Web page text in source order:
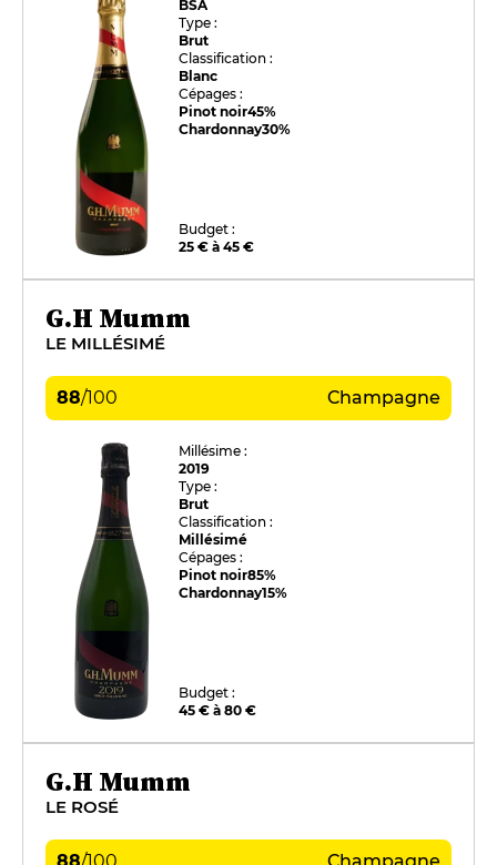
BSA
Type :
Brut
Classification :
Blanc
Cépages :
Pinot noir45%
Chardonnay30%
Budget :
25 € à 45 €
G.H Mumm
LE MILLÉSIMÉ
88/100 Champagne
Millésime :
2019
Type :
Brut
Classification :
Millésimé
Cépages :
Pinot noir85%
Chardonnay15%
Budget :
45 € à 80 €
G.H Mumm
LE ROSÉ
88/100 Champagne